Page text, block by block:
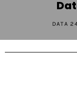
DATA